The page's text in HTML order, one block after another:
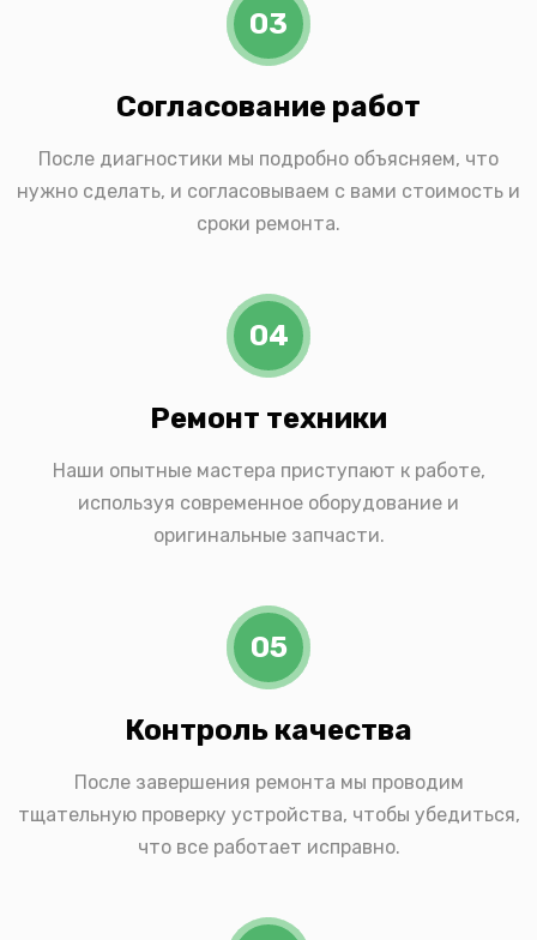
03
Согласование работ
После диагностики мы подробно объясняем, что
нужно сделать, и согласовываем с вами стоимость и
сроки ремонта.
04
Ремонт техники
Наши опытные мастера приступают к работе,
используя современное оборудование и
оригинальные запчасти.
05
Контроль качества
После завершения ремонта мы проводим
тщательную проверку устройства, чтобы убедиться,
что все работает исправно.